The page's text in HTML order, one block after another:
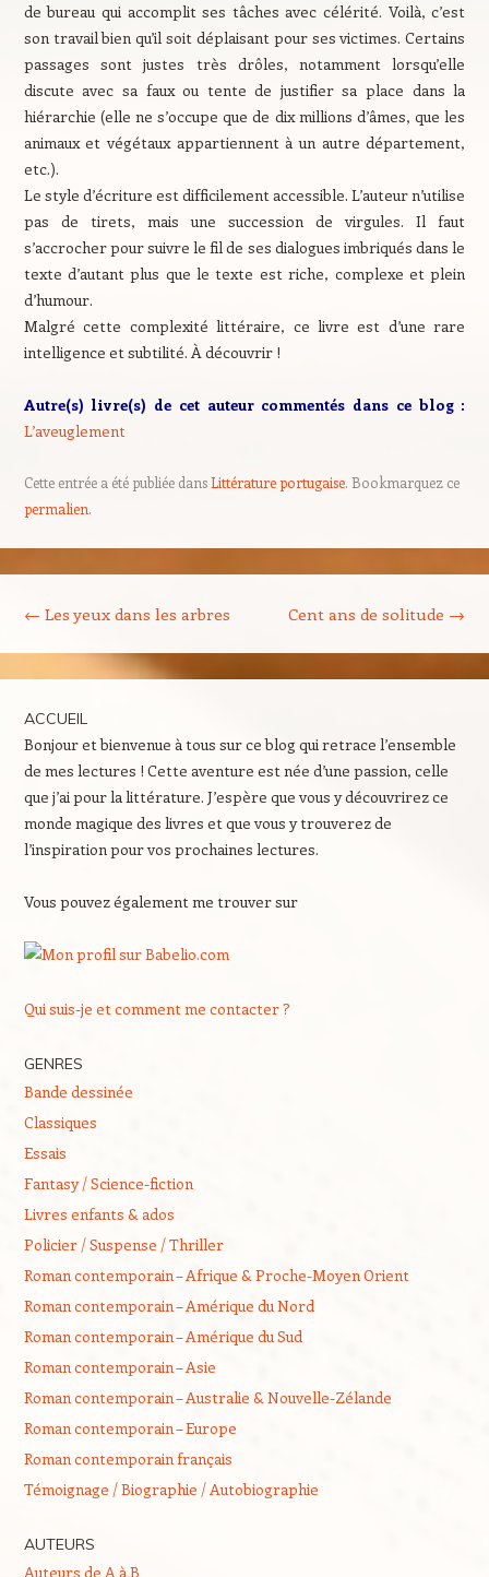
de bureau qui accomplit ses tâches avec célérité. Voilà, c’est
son travail bien qu’il soit déplaisant pour ses victimes. Certains
passages sont justes très drôles, notamment lorsqu’elle
discute avec sa faux ou tente de justifier sa place dans la
hiérarchie (elle ne s’occupe que de dix millions d’âmes, que les
animaux et végétaux appartiennent à un autre département,
etc.).
Le style d’écriture est difficilement accessible. L’auteur n’utilise
pas de tirets, mais une succession de virgules. Il faut
s’accrocher pour suivre le fil de ses dialogues imbriqués dans le
texte d’autant plus que le texte est riche, complexe et plein
d’humour.
Malgré cette complexité littéraire, ce livre est d’une rare
intelligence et subtilité. À découvrir !
Autre(s) livre(s) de cet auteur commentés dans ce blog :
L’aveuglement
Cette entrée a été publiée dansLittérature portugaise. Bookmarquez ce
permalien.
← Les yeux dans les arbres Cent ans de solitude →
ACCUEIL
Bonjour et bienvenue à tous sur ce blog qui retrace l’ensemble
de mes lectures ! Cette aventure est née d’une passion, celle
que j’ai pour la littérature. J’espère que vous y découvrirez ce
monde magique des livres et que vous y trouverez de
l’inspiration pour vos prochaines lectures.
Vous pouvez également me trouver sur
Qui suis-je et comment me contacter ?
GENRES
Bande dessinée
Classiques
Essais
Fantasy / Science-fiction
Livres enfants & ados
Policier / Suspense / Thriller
Roman contemporain – Afrique & Proche-Moyen Orient
Roman contemporain – Amérique du Nord
Roman contemporain – Amérique du Sud
Roman contemporain – Asie
Roman contemporain – Australie & Nouvelle-Zélande
Roman contemporain – Europe
Roman contemporain français
Témoignage / Biographie / Autobiographie
AUTEURS
Auteurs de A à B